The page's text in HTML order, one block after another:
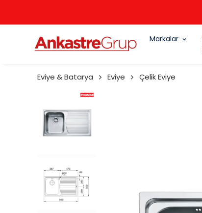
Markalar
Eviye & Batarya Eviye Çelik Eviye